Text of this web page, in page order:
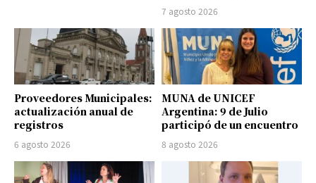
7 agosto 2026
Proveedores Municipales:
actualización anual de
registros
6 agosto 2026
MUNA de UNICEF
Argentina: 9 de Julio
participó de un encuentro
8 agosto 2026